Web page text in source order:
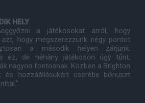
HELY
a játékosokat arról, hogy
hogy megszerezzünk négy pontot
a második helyen zárjunk.
ez, de néhány játékoson úgy tűnt,
nagyon fontosnak. Közben a Brighton
és hozzáállásukért cserébe bónuszt